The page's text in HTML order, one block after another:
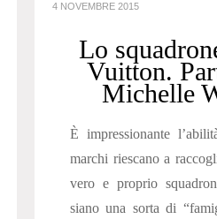
4 NOVEMBRE 2015
Lo
Vuitton.
Michelle
È impressionante
marchi riescano a
vero e proprio
siano una sorta di